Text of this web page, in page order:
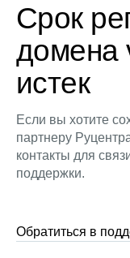
Срок
домена
истек
Если вы хотите
партнеру
контакты для
поддержки.
Обратиться в